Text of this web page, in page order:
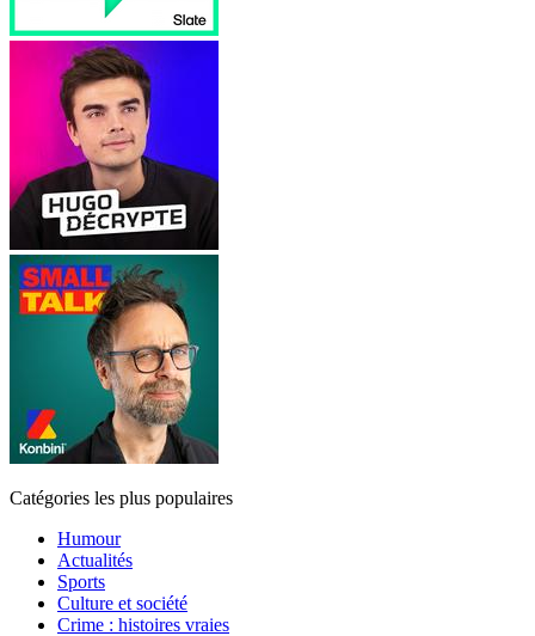
Catégories les plus populaires
Humour
Actualités
Sports
Culture et société
Crime : histoires vraies